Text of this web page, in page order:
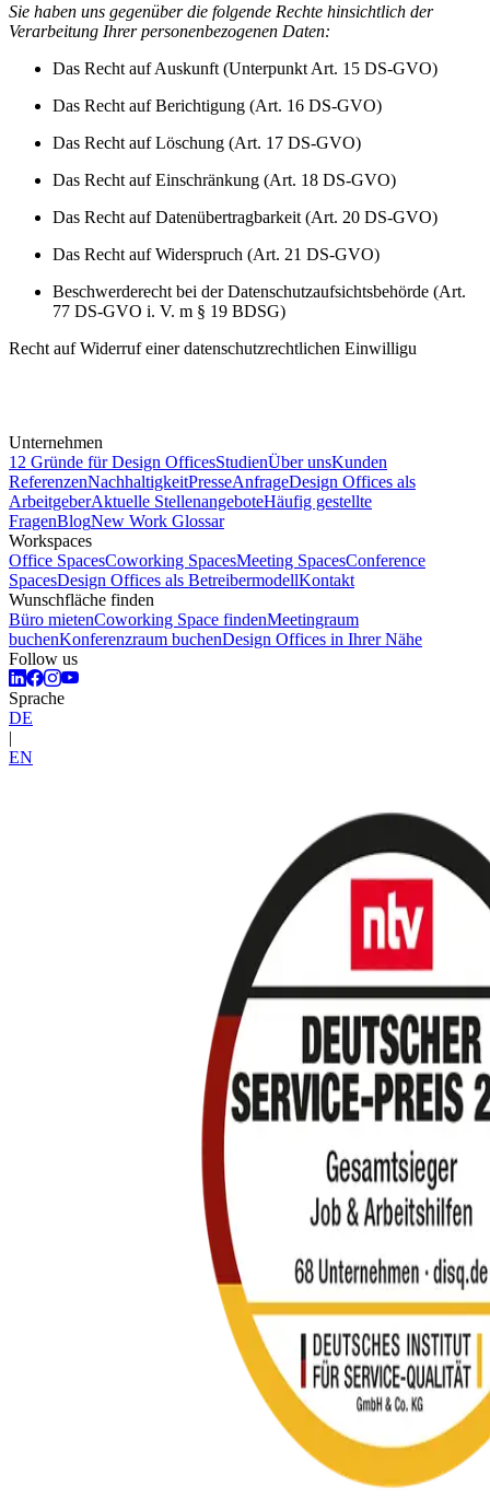
Sie haben uns gegenüber die folgende Rechte hinsichtlich der
Verarbeitung Ihrer personenbezogenen Daten:
Das Recht auf Auskunft (Unterpunkt Art. 15 DS-GVO)
Das Recht auf Berichtigung (Art. 16 DS-GVO)
Das Recht auf Löschung (Art. 17 DS-GVO)
Das Recht auf Einschränkung (Art. 18 DS-GVO)
Das Recht auf Datenübertragbarkeit (Art. 20 DS-GVO)
Das Recht auf Widerspruch (Art. 21 DS-GVO)
Beschwerderecht bei der Datenschutzaufsichtsbehörde (Art.
77 DS-GVO i. V. m § 19 BDSG)
Recht auf Widerruf einer datenschutzrechtlichen Einwilligu
Unternehmen
12 Gründe für Design OfficesStudienÜber unsKunden
ReferenzenNachhaltigkeitPresseAnfrageDesign Offices als
ArbeitgeberAktuelle StellenangeboteHäufig gestellte
FragenBlogNew Work Glossar
Workspaces
Office SpacesCoworking SpacesMeeting SpacesConference
SpacesDesign Offices als BetreibermodellKontakt
Wunschfläche finden
Büro mietenCoworking Space findenMeetingraum
buchenKonferenzraum buchenDesign Offices in Ihrer Nähe
Follow us
Sprache
DE
|
EN